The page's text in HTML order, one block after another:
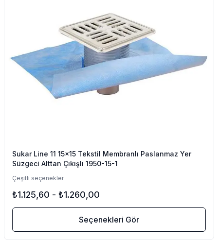
Sukar Line 11 15x15 Tekstil Membranlı Paslanmaz Yer
Süzgeci Alttan Çıkışlı 1950-15-1
Çeşitli seçenekler
₺1.125,60 - ₺1.260,00
Seçenekleri Gör